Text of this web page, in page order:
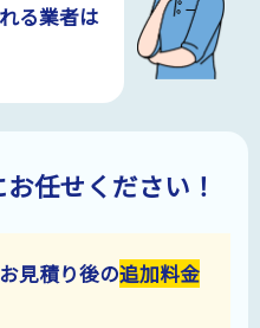
る業者は
任せください！
見積り後の追加料金